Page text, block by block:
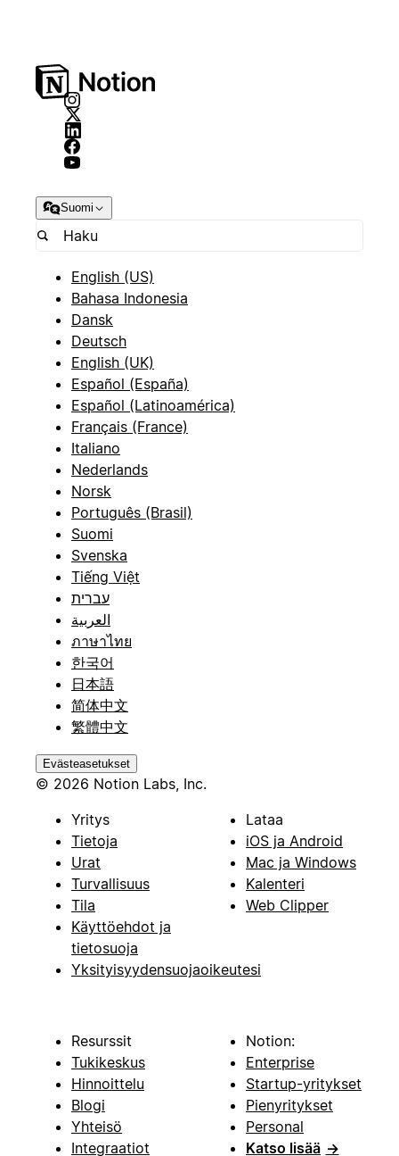
Suomi
English (US)
Bahasa Indonesia
Dansk
Deutsch
English (UK)
Español (España)
Español (Latinoamérica)
Français (France)
Italiano
Nederlands
Norsk
Português (Brasil)
Suomi
Svenska
Tiếng Việt
עברית
العربية
ภาษาไทย
한국어
日本語
简体中文
繁體中文
Evästeasetukset
© 2026 Notion Labs, Inc.
Yritys
Tietoja
Urat
Turvallisuus
Tila
Käyttöehdot ja
tietosuoja
Yksityisyydensuojaoikeutesi
Lataa
iOS ja Android
Mac ja Windows
Kalenteri
Web Clipper
Resurssit
Tukikeskus
Hinnoittelu
Blogi
Yhteisö
Integraatiot
Notion:
Enterprise
Startup-yritykset
Pienyritykset
Personal
Katso lisää →